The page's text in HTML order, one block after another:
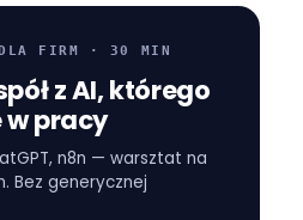
złożone —
skomplikowane
wymagające
zaawansowane
thought, few-shot
FIRM · 30 MIN
z AI, którego
w pracy
n8n — warsztat na
Bez generycznej